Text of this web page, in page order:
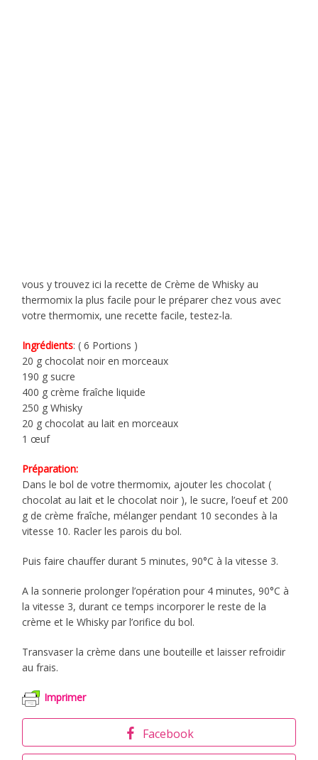
vous y trouvez ici la recette de Crème de Whisky au
thermomix la plus facile pour le préparer chez vous avec
votre thermomix, une recette facile, testez-la.
Ingrédients: ( 6 Portions )
20 g chocolat noir en morceaux
190 g sucre
400 g crème fraîche liquide
250 g Whisky
20 g chocolat au lait en morceaux
1 œuf
Préparation:
Dans le bol de votre thermomix, ajouter les chocolat (
chocolat au lait et le chocolat noir ), le sucre, l’oeuf et 200
g de crème fraîche, mélanger pendant 10 secondes à la
vitesse 10. Racler les parois du bol.
Puis faire chauffer durant 5 minutes, 90°C à la vitesse 3.
A la sonnerie prolonger l’opération pour 4 minutes, 90°C à
la vitesse 3, durant ce temps incorporer le reste de la
crème et le Whisky par l’orifice du bol.
Transvaser la crème dans une bouteille et laisser refroidir
au frais.
Imprimer
Facebook